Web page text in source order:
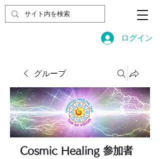
ログイン
グループ
Cosmic Healing 参加者